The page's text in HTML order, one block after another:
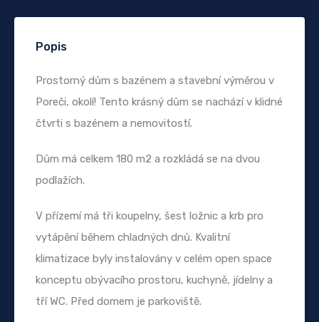
Popis
Prostorný dům s bazénem a stavební výměrou v
Poreči, okolí! Tento krásný dům se nachází v klidné
čtvrti s bazénem a nemovitostí.
Dům má celkem 180 m2 a rozkládá se na dvou
podlažích.
V přízemí má tři koupelny, šest ložnic a krb pro
vytápění během chladných dnů. Kvalitní
klimatizace byly instalovány v celém open space
konceptu obývacího prostoru, kuchyně, jídelny a
tří WC. Před domem je parkoviště.